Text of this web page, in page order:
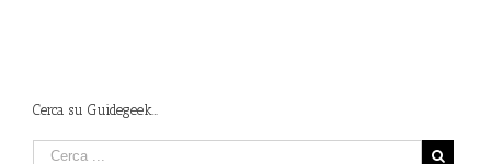
Cerca su Guidegeek…